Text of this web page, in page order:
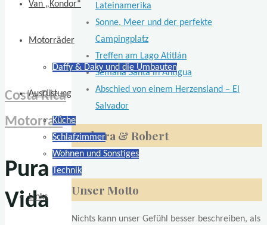
Van „Kondor“
Motorräder
Daffy & Daky und die Umbauten
Ausrüstung
Küche
Schlafzimmer
Wohnen und Sonstiges
Technik
Links
Costa Rica
Motorrad
Pura
Vida
Lateinamerika
Sonne, Meer und der perfekte
Campingplatz
Treffen am Lago Atitlán
Semana Santa in Antigua
Abschied von einem Herzensland – El
Salvador
Barbara & Robert
Unser Motto
Nichts kann unser Gefühl besser beschreiben, als